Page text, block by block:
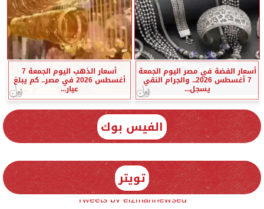
أسعار الفضة في مصر اليوم الجمعة
7 أغسطس 2026.. والجرام النقي
يسجل...
أسعار الذهب اليوم الجمعة 7
أغسطس 2026 في مصر.. كم يبلغ
عيار...
الفيس بوك
تويتر
Tweets by elzmannewseg